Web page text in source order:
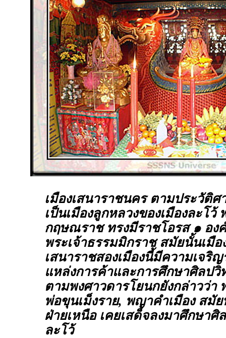
เมืองเสนาราชนคร ตามประวัติศ
เป็นเมืองลูกหลวงของเมืองละโว้
กฤษณราช ทรงมีราชโอรส ๑ อง
พระเจ้าธรรมมิกราช สมัยนั้นเมือ
เสนาราชสองเมืองนี้มีความเจริญ
แหล่งการค้าและการศึกษาศิลปวิ
ตามพงศาวดารโยนกยังกล่าวว่า
พ่อขุนเม็งราย, พญาคำเมือง สมั
ฝ่ายเหนือ เคยเสด็จลงมาศึกษาศิ
ละโว้